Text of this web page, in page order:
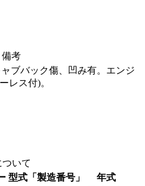
備考
ブバック傷、凹み有。エンジ
レス付)。
ついて
型式「製造番号」
年式